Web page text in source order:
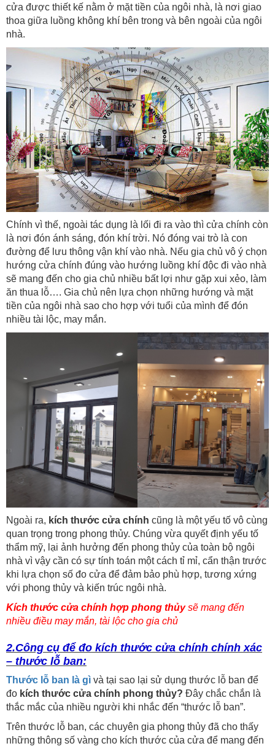
cửa được thiết kế nằm ở mặt tiền của ngôi nhà, là nơi giao
thoa giữa luồng không khí bên trong và bên ngoài của ngôi
nhà.
Chính vì thế, ngoài tác dụng là lối đi ra vào thì cửa chính còn
là nơi đón ánh sáng, đón khí trời. Nó đóng vai trò là con
đường để lưu thông vận khí vào nhà. Nếu gia chủ vô ý chọn
hướng cửa chính đúng vào hướng luồng khí độc đi vào nhà
sẽ mang đến cho gia chủ nhiều bất lợi như gặp xui xẻo, làm
ăn thua lỗ…. Gia chủ nên lựa chọn những hướng và mặt
tiền của ngôi nhà sao cho hợp với tuổi của mình để đón
nhiều tài lộc, may mắn.
Ngoài ra, kích thước cửa chính cũng là một yếu tố vô cùng
quan trọng trong phong thủy. Chúng vừa quyết định yếu tố
thẩm mỹ, lại ảnh hưởng đến phong thủy của toàn bộ ngôi
nhà vì vậy cần có sự tính toán một cách tỉ mỉ, cẩn thận trước
khi lựa chọn số đo cửa để đảm bảo phù hợp, tương xứng
với phong thủy và kiến trúc ngôi nhà.
Kích thước cửa chính hợp phong thủysẽ mang đến
nhiều điều may mắn, tài lộc cho gia chủ
2.Công cụ để đo kích thước cửa chính chính xác
– thước lỗ ban:
Thước lỗ ban là gì và tại sao lại sử dụng thước lỗ ban để
đo kích thước cửa chính phong thủy? Đây chắc chắn là
thắc mắc của nhiều người khi nhắc đến “thước lỗ ban”.
Trên thước lỗ ban, các chuyên gia phong thủy đã cho thấy
những thông số vàng cho kích thước của cửa để mang đến